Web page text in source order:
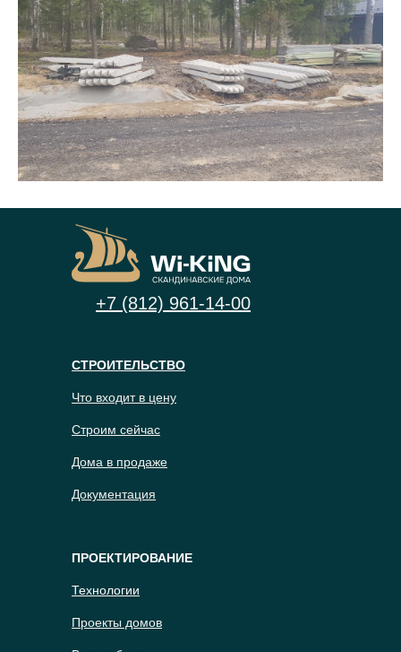
Проекты домов
Технологии
ПРОЕКТИРОВАНИЕ
Документация
Дома в продаже
Строим сейчас
Что входит в цену
СТРОИТЕЛЬСТВО
+7 (812) 961-14-00